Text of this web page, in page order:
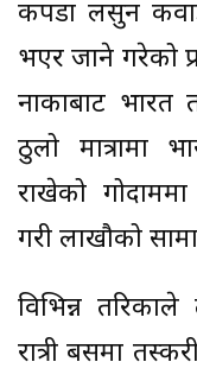
कपडा लसुन
भएर जाने गरेको
नाकाबाट भारत
ठुलो मात्रामा
राखेको
गरी लाखौको
विभिन्न
रात्री बसमा